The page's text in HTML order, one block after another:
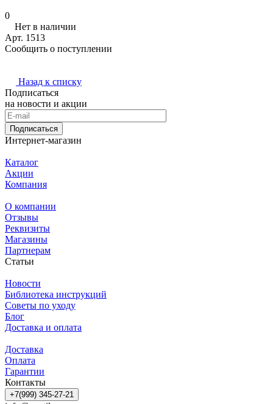
0
Нет в наличии
Арт. 1513
Сообщить о поступлении
Назад к списку
Подписаться
на новости и акции
Подписаться
Интернет-магазин
Каталог
Акции
Компания
О компании
Отзывы
Реквизиты
Магазины
Партнерам
Статьи
Новости
Библиотека инструкций
Советы по уходу
Блог
Доставка и оплата
Доставка
Оплата
Гарантии
Контакты
+7(999) 345-27-21